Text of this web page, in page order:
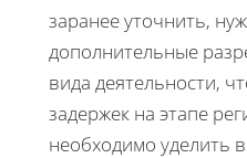
заранее уточнить,
дополнительные
вида деятельности,
задержек на этапе
необходимо уделить